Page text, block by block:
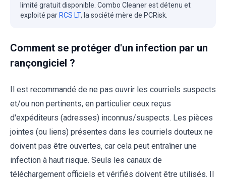
limité gratuit disponible. Combo Cleaner est détenu et
exploité par RCS LT, la société mère de PCRisk.
Comment se protéger d'un infection par un
rançongiciel ?
Il est recommandé de ne pas ouvrir les courriels suspects
et/ou non pertinents, en particulier ceux reçus
d'expéditeurs (adresses) inconnus/suspects. Les pièces
jointes (ou liens) présentes dans les courriels douteux ne
doivent pas être ouvertes, car cela peut entraîner une
infection à haut risque. Seuls les canaux de
téléchargement officiels et vérifiés doivent être utilisés. Il